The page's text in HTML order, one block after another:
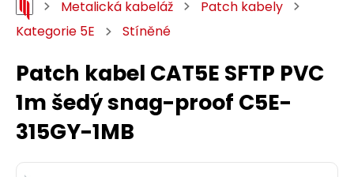
Metalická kabeláž
Patch kabely
Kategorie 5E
Stíněné
Patch kabel CAT5E SFTP PVC
1m šedý snag-proof C5E-
315GY-1MB